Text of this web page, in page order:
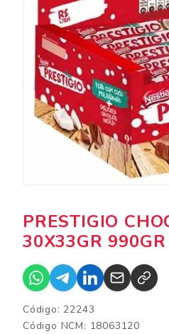
PRESTIGIO
30X33GR 990GR
Código: 22243
Código NCM: 18063120